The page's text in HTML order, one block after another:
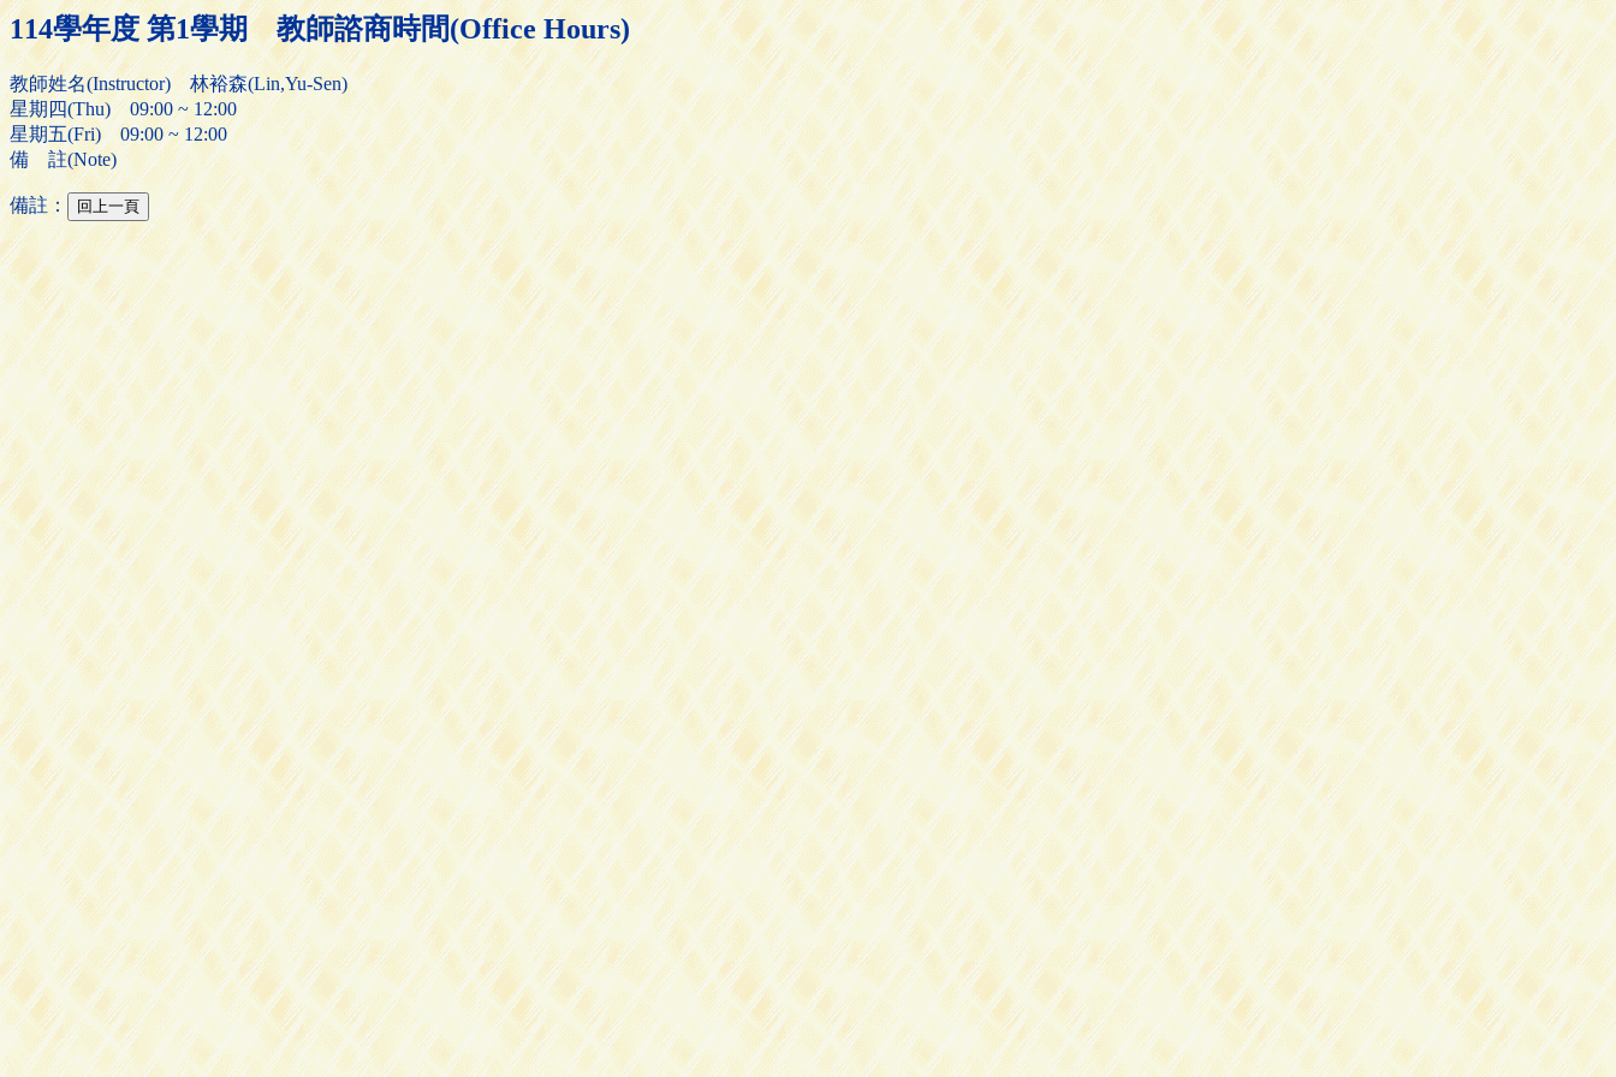
114學年度 第1學期 教師諮商時間(Office Hours)
教師姓名(Instructor) 林裕森(Lin,Yu-Sen)
星期四(Thu) 09:00 ~ 12:00
星期五(Fri) 09:00 ~ 12:00
備 註(Note)
備註：